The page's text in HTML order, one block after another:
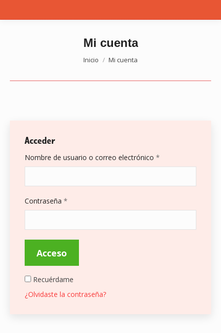
Mi cuenta
Estás aquí:
Inicio Mi cuenta
Acceder
Nombre de usuario o correo electrónico *
Contraseña *
Acceso
Recuérdame
¿Olvidaste la contraseña?